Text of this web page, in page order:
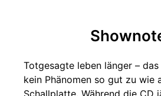
Totgesagte leben länger –
kein Phänomen so gut zu wie
Schallplatte. Während die CD